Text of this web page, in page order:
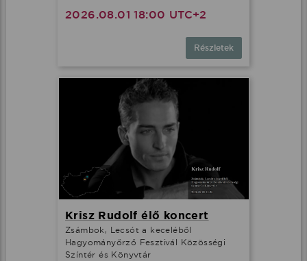
2026.08.01 18:00 UTC+2
Részletek
Krisz Rudolf élő koncert
Zsámbok, Lecsót a keceléből
Hagyományőrző Fesztivál Közösségi
Színtér és Könyvtár